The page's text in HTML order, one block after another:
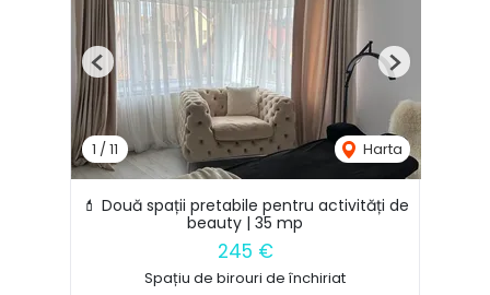
1 / 11 Harta
Previous Next
💄 Două spații pretabile pentru activități de
beauty | 35 mp
245 €
Spațiu de birouri de închiriat